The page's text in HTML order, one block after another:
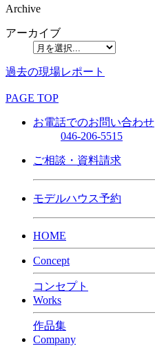
Archive
アーカイブ
過去の現場レポート
PAGE TOP
お電話でのお問い合わせ
046-206-5515
ご相談・資料請求
モデルハウス予約
HOME
Concept
コンセプト
Works
作品集
Company